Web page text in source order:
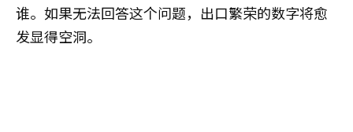
谁。如果无法回答这个问题，出口繁荣的数字将愈
发显得空洞。